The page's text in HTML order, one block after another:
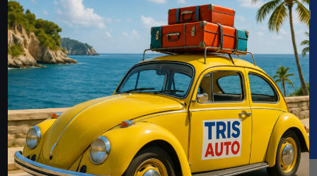
TRIS AUTO SRL
Via E. Consiglio 7 - Strada per Auchan - 74121
Taranto (TA)
P.IVA 02694170735